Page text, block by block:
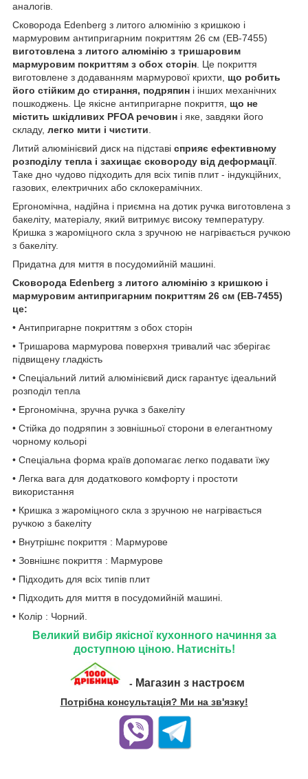
аналогів.
Сковорода Edenberg з литого алюмінію з кришкою і
мармуровим антипригарним покриттям 26 см (EB-7455)
виготовлена з литого алюмінію з тришаровим
мармуровим покриттям з обох сторін. Це покриття
виготовлене з додаванням мармурової крихти, що робить
його стійким до стирання, подряпин і інших механічних
пошкоджень. Це якісне антипригарне покриття, що не
містить шкідливих PFOA речовин і яке, завдяки його
складу, легко мити і чистити.
Литий алюмінієвий диск на підставі сприяє ефективному
розподілу тепла і захищає сковороду від деформації.
Таке дно чудово підходить для всіх типів плит - індукційних,
газових, електричних або склокерамічних.
Ергономічна, надійна і приємна на дотик ручка виготовлена з
бакеліту, матеріалу, який витримує високу температуру.
Кришка з жароміцного скла з зручною не нагрівається ручкою
з бакеліту.
Придатна для миття в посудомийній машині.
Сковорода Edenberg з литого алюмінію з кришкою і
мармуровим антипригарним покриттям 26 см (EB-7455)
це:
• Антипригарне покриттям з обох сторін
• Тришарова мармурова поверхня тривалий час зберігає
підвищену гладкість
• Спеціальний литий алюмінієвий диск гарантує ідеальний
розподіл тепла
• Ергономічна, зручна ручка з бакеліту
• Стійка до подряпин з зовнішньої сторони в елегантному
чорному кольорі
• Спеціальна форма країв допомагає легко подавати їжу
• Легка вага для додаткового комфорту і простоти
використання
• Кришка з жароміцного скла з зручною не нагрівається
ручкою з бакеліту
• Внутрішнє покриття : Мармурове
• Зовнішнє покриття : Мармурове
• Підходить для всіх типів плит
• Підходить для миття в посудомийній машині.
• Колір : Чорний.
Великий вибір якісної кухонного начиння за
доступною ціною. Натисніть!
- Магазин з настроєм
Потрібна консультація? Ми на зв'язку!